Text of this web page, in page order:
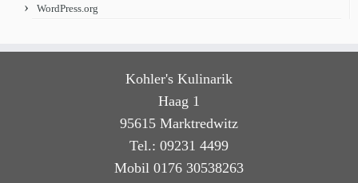
WordPress.org
Kohler's Kulinarik
Haag 1
95615 Marktredwitz
Tel.: 09231 4499
Mobil 0176 30538263